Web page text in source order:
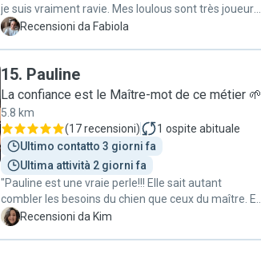
je suis vraiment ravie. Mes loulous sont très joueurs
et parfois un peu trop émotifs… mais elle a été
F Recensioni da Fabiola
15. Pauline
La confiance est le Maître-mot de ce métier 🌱
5.8 km
(17 recensioni) 1 ospite abituale
Ultimo contatto 3 giorni fa
Ultima attività 2 giorni fa
"Pauline est une vraie perle!!! Elle sait autant
combler les besoins du chien que ceux du maître. En
effet, elle envoie toujours une petite vidéo ou des
K Recensioni da Kim